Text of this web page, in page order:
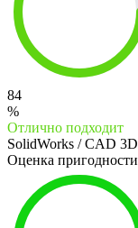
84
%
Отлично подходит
SolidWorks / CAD 3D
Оценка пригодности